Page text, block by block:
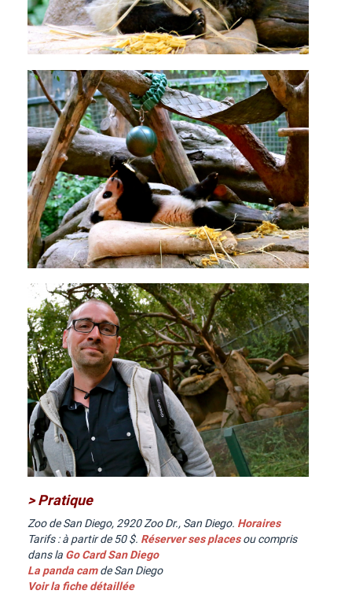
> Pratique
Zoo de San Diego, 2920 Zoo Dr., San Diego. Horaires
Tarifs : à partir de 50 $. Réserver ses places ou compris
dans la Go Card San Diego
La panda cam de San Diego
Voir la fiche détaillée